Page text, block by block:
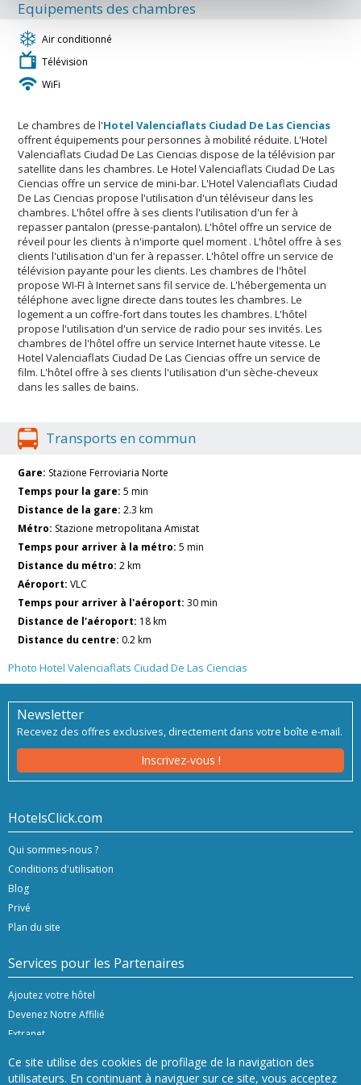
Ce site utilise des cookies de profilage de la navigation des
utilisateurs. En continuant à naviguer sur ce site, vous acceptez
Equipements des chambres
Air conditionné
Télévision
WiFi
Le chambres de l'Hotel Valenciaflats Ciudad De Las Ciencias
offrent équipements pour personnes à mobilité réduite. L'Hotel
Valenciaflats Ciudad De Las Ciencias dispose de la télévision par
satellite dans les chambres. Le Hotel Valenciaflats Ciudad De Las
Ciencias offre un service de mini-bar. L'Hotel Valenciaflats Ciudad
De Las Ciencias propose l'utilisation d'un téléviseur dans les
chambres. L'hôtel offre à ses clients l'utilisation d'un fer à
repasser pantalon (presse-pantalon). L'hôtel offre un service de
réveil pour les clients à n'importe quel moment . L'hôtel offre à ses
clients l'utilisation d'un fer à repasser. L'hôtel offre un service de
télévision payante pour les clients. Les chambres de l'hôtel
propose WI-FI à Internet sans fil service de. L'hébergementa un
téléphone avec ligne directe dans toutes les chambres. Le
logement a un coffre-fort dans toutes les chambres. L'hôtel
propose l'utilisation d'un service de radio pour ses invités. Les
chambres de l'hôtel offre un service Internet haute vitesse. Le
Hotel Valenciaflats Ciudad De Las Ciencias offre un service de
film. L'hôtel offre à ses clients l'utilisation d'un sèche-cheveux
dans les salles de bains.
Transports en commun
Gare: Stazione Ferroviaria Norte
Temps pour la gare: 5 min
Distance de la gare: 2.3 km
Métro: Stazione metropolitana Amistat
Temps pour arriver à la métro: 5 min
Distance du métro: 2 km
Aéroport: VLC
Temps pour arriver à l'aéroport: 30 min
Distance de l'aéroport: 18 km
Distance du centre: 0.2 km
Photo Hotel Valenciaflats Ciudad De Las Ciencias
Newsletter
Recevez des offres exclusives, directement dans votre boîte e-mail.
Inscrivez-vous !
HotelsClick.com
Qui sommes-nous ?
Conditions d'utilisation
Blog
Privé
Plan du site
Services pour les Partenaires
Ajoutez votre hôtel
Devenez Notre Affilié
Extranet